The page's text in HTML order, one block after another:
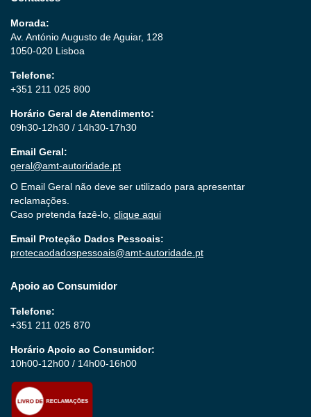
Morada:
Av. António Augusto de Aguiar, 128
1050-020 Lisboa
Telefone:
+351 211 025 800
Horário Geral de Atendimento:
09h30-12h30 / 14h30-17h30
Email Geral:
geral@amt-autoridade.pt
O Email Geral não deve ser utilizado para apresentar
reclamações.
Caso pretenda fazê-lo, clique aqui
Email Proteção Dados Pessoais:
protecaodadospessoais@amt-autoridade.pt
Apoio ao Consumidor
Telefone:
+351 211 025 870
Horário Apoio ao Consumidor:
10h00-12h00 / 14h00-16h00